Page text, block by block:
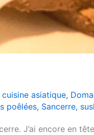
cuisine asiatique,
poêlées, Sancerre,
J’ai encore en